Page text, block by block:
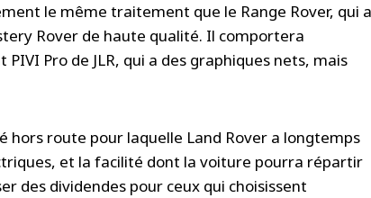
le même traitement que le Range Rover, qui a
Rover de haute qualité. Il comportera
Pro de JLR, qui a des graphiques nets, mais
hors route pour laquelle Land Rover a longtemps
et la facilité dont la voiture pourra répartir
des dividendes pour ceux qui choisissent